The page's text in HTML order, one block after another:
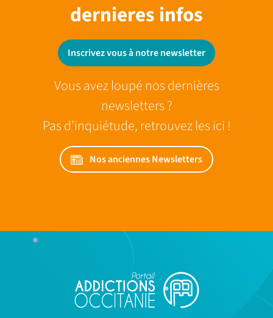
dernieres infos
Inscrivez vous à notre newsletter
Vous avez loupé nos dernières
newsletters ?
Pas d’inquiétude, retrouvez les ici !
Nos anciennes Newsletters